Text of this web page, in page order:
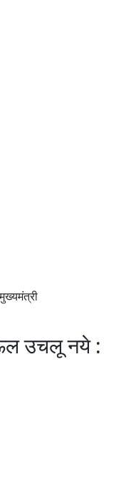
उचलू नये :